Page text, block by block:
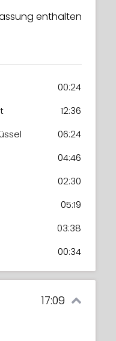
00:22
enthalten
00:24
12:36
06:24
04:46
02:30
05:19
03:38
00:34
17:09